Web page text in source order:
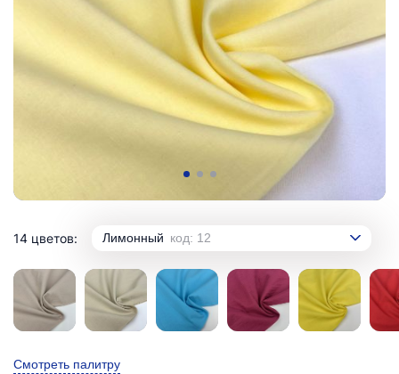
14 цветов: Лимонный код: 12
Смотреть палитру